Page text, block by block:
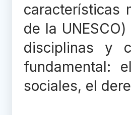
características
de la
disciplinas y
fundamental:
sociales, el